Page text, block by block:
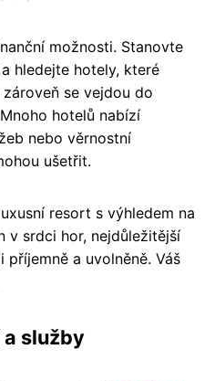
možnosti. Stanovte
hledejte hotely, které
se vejdou do
hotelů nabízí
nebo věrnostní
ušetřit.
resort s výhledem na
v srdci hor, nejdůležitější
a uvolněně. Váš
služby